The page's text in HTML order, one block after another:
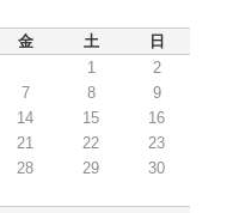
金 土 日
1
2
7 8
9
14 15
16
21 22
23
28 29
30